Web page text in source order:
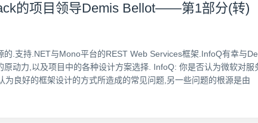
的项目领导Demis Bellot——第1部分(转)
的.支持.NET与Mono平台的REST Web Services框架.InfoQ有幸与
原动力,以及项目中的各种设计方案选择. InfoQ: 你是否认为微软对
为良好的框架设计的方式所造成的常见问题,另一些问题的根源是由